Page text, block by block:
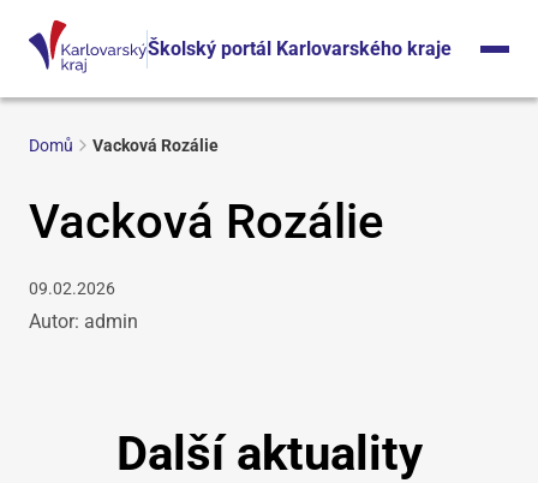
Školský portál Karlovarského kraje
Domů Vacková Rozálie
Vacková Rozálie
09.02.2026
Autor: admin
Další aktuality